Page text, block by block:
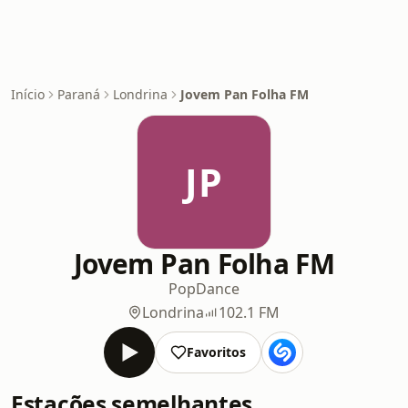
Início Paraná Londrina Jovem Pan Folha FM
JP
Jovem Pan Folha FM
PopDance
Londrina
102.1 FM
Favoritos